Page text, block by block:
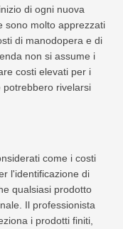
di ogni nuova
sono molto apprezzati
di manodopera e di
non si assume i
costi elevati per i
potrebbero rivelarsi
come i costi
l'identificazione di
qualsiasi prodotto
Il professionista
i prodotti finiti,